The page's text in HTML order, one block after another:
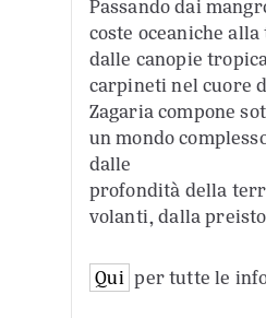
Passando dai
coste oceaniche
dalle canopie
carpineti nel cuore
Zagaria compone
un mondo
dalle
profondità della
volanti, dalla
Qui per tutte le